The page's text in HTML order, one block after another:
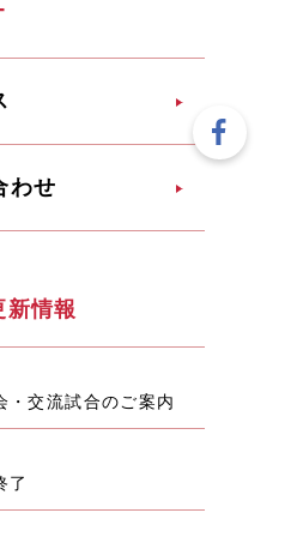
わせ
新情報
・交流試合のご案内
了